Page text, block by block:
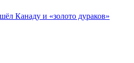
Канаду и «золото дураков»